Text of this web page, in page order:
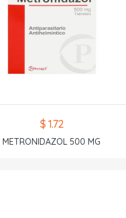
$ 1.72
METRONIDAZOL 500 MG